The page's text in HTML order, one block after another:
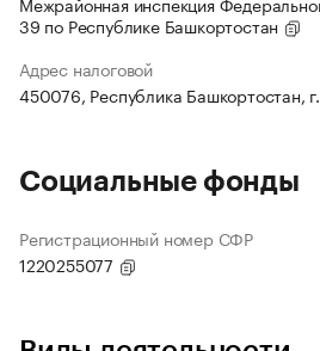
39 по Республике Башкортостан
Адрес налоговой
450076, Республика Башкортостан,
Социальные фонды
Регистрационный номер СФР
1220255077